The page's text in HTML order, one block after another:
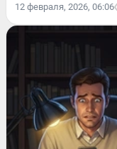
12 февраля, 2026, 06:06